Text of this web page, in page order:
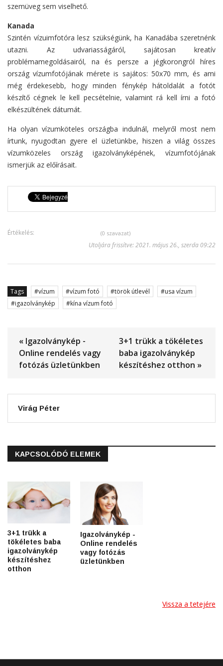
szemüveg sem viselhető.
Kanada
Szintén vízuimfotóra lesz szükségünk, ha Kanadába szeretnénk
utazni. Az udvariasságáról, sajátosan kreatív
problémamegoldásairól, na és persze a jégkorongról híres
ország vízumfotójának mérete is sajátos: 50x70 mm, és ami
még érdekesebb, hogy minden fénykép hátoldalát a fotót
készítő cégnek le kell pecsételnie, valamint rá kell írni a fotó
elkészültének dátumát.
Ha olyan vízumköteles országba indulnál, melyről most nem
írtunk, nyugodtan gyere el üzletünkbe, hiszen a világ összes
vízumközeles ország igazolványképének, vízumfotójának
ismerjük az előírásait.
Értékelés: (0 szavazat)
Utoljára frissítve: 2021. május 26., szerda 09:22
Tags vízum vízum fotó török útlevél
usa vízum
igazolványkép
kína vízum fotó
« Igazolványkép -
Online rendelés vagy
fotózás üzletünkben
3+1 trükk a tökéletes
baba igazolványkép
készítéshez otthon »
Virág Péter
KAPCSOLÓDÓ ELEMEK
3+1 trükk a
tökéletes baba
igazolványkép
készítéshez
otthon
Igazolványkép -
Online rendelés
vagy fotózás
üzletünkben
Vissza a tetejére